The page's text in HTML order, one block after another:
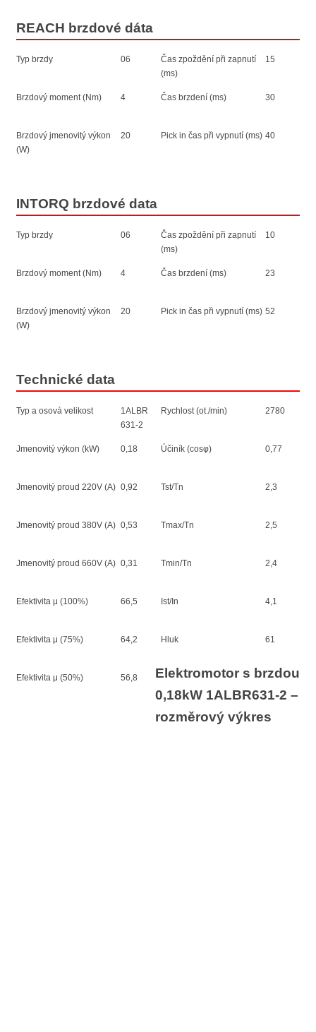
REACH brzdové dáta
Typ brzdy 06
Brzdový moment (Nm) 4
Brzdový jmenovitý výkon
(W)
20
Čas zpoždění při zapnutí
(ms)
15
Čas brzdení (ms) 30
Pick in čas při vypnutí (ms) 40
INTORQ brzdové data
Typ brzdy 06
Brzdový moment (Nm) 4
Brzdový jmenovitý výkon
(W)
20
Čas zpoždění při zapnutí
(ms)
10
Čas brzdení (ms) 23
Pick in čas při vypnutí (ms) 52
Technické data
Typ a osová velikost
1ALBR
631-2
Jmenovitý výkon (kW) 0,18
Jmenovitý proud 220V (A) 0,92
Jmenovitý proud 380V (A) 0,53
Jmenovitý proud 660V (A) 0,31
Efektivita μ (100%) 66,5
Efektivita μ (75%) 64,2
Efektivita μ (50%) 56,8
Rychlost (ot./min) 2780
Účiník (cosφ) 0,77
Tst/Tn 2,3
Tmax/Tn 2,5
Tmin/Tn 2,4
Ist/In 4,1
Hluk 61
Elektromotor s brzdou
0,18kW 1ALBR631-2 –
rozměrový výkres